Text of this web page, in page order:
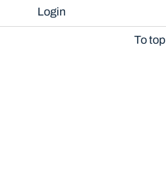
Login
To top